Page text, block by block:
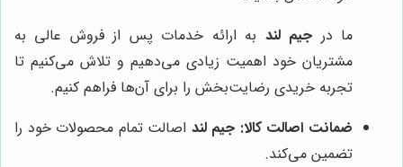
ما در جیم لند به ارائه خدمات پس از فروش عالی به
مشتریان خود اهمیت زیادی می‌دهیم و تلاش می‌کنیم تا
تجربه خریدی رضایت‌بخش را برای آن‌ها فراهم کنیم.
ضمانت اصالت کالا: جیم لند اصالت تمام محصولات خود را
تضمین می‌کند.